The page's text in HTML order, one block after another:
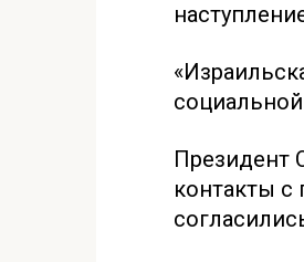
социальной
Президент
контакты с